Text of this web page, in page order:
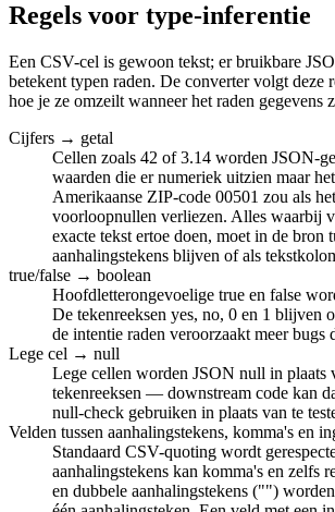
Regels voor type-inferentie
Een CSV-cel is gewoon tekst; er bruikbare
betekent typen raden. De converter volgt
hoe je ze omzeilt wanneer het raden gegevens
Cijfers → getal
Cellen zoals 42 of 3.14 worden JSON-
waarden die er numeriek uitzien maar
Amerikaanse ZIP-code 00501 zou als
voorloopnullen verliezen. Alles waarbij
exacte tekst ertoe doen, moet in de bron
aanhalingstekens blijven of als
true/false → boolean
Hoofdletterongevoelige true en false
De tekenreeksen yes, no, 0 en 1 blijven
de intentie raden veroorzaakt meer bugs
Lege cel → null
Lege cellen worden JSON null in plaats
tekenreeksen — downstream code kan
null-check gebruiken in plaats van te
Velden tussen aanhalingstekens, komma's en
Standaard CSV-quoting wordt
aanhalingstekens kan komma's en zelfs
en dubbele aanhalingstekens ("")